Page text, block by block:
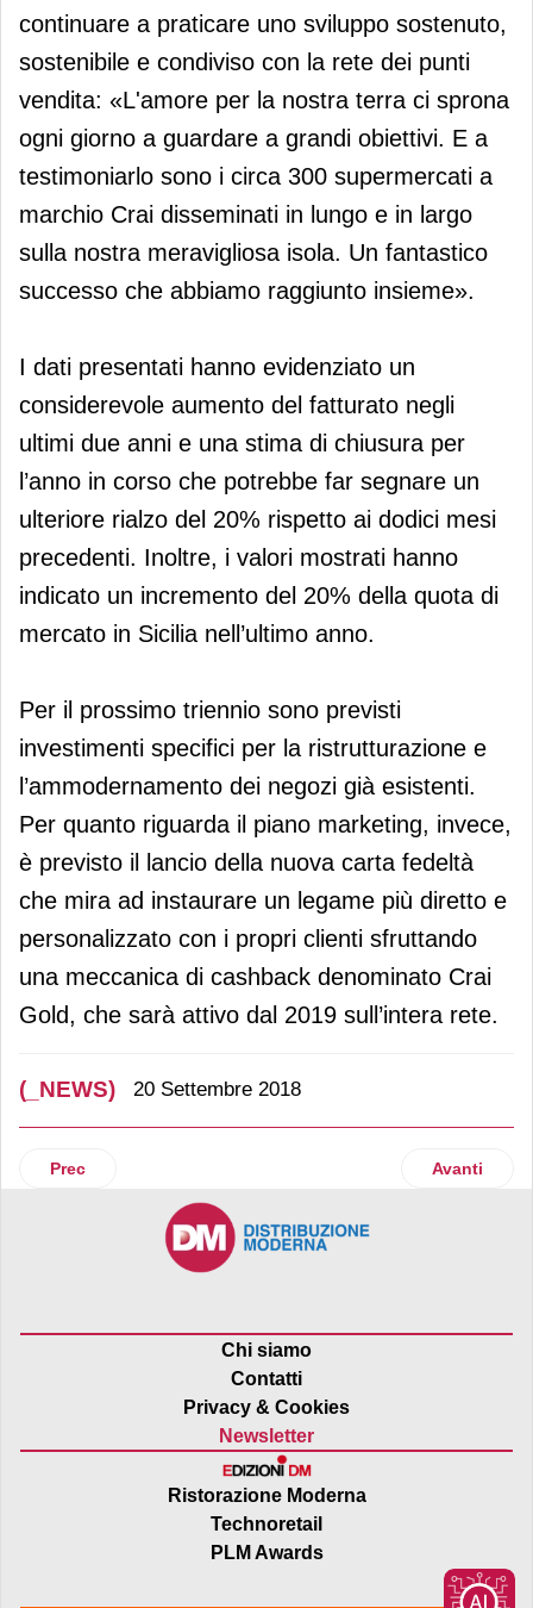
continuare a praticare uno sviluppo sostenuto,
sostenibile e condiviso con la rete dei punti
vendita: «L'amore per la nostra terra ci sprona
ogni giorno a guardare a grandi obiettivi. E a
testimoniarlo sono i circa 300 supermercati a
marchio Crai disseminati in lungo e in largo
sulla nostra meravigliosa isola. Un fantastico
successo che abbiamo raggiunto insieme».
I dati presentati hanno evidenziato un
considerevole aumento del fatturato negli
ultimi due anni e una stima di chiusura per
l’anno in corso che potrebbe far segnare un
ulteriore rialzo del 20% rispetto ai dodici mesi
precedenti. Inoltre, i valori mostrati hanno
indicato un incremento del 20% della quota di
mercato in Sicilia nell’ultimo anno.
Per il prossimo triennio sono previsti
investimenti specifici per la ristrutturazione e
l’ammodernamento dei negozi già esistenti.
Per quanto riguarda il piano marketing, invece,
è previsto il lancio della nuova carta fedeltà
che mira ad instaurare un legame più diretto e
personalizzato con i propri clienti sfruttando
una meccanica di cashback denominato Crai
Gold, che sarà attivo dal 2019 sull’intera rete.
(_NEWS) 20 Settembre 2018
Articolo precedente: Arriva Birra Morena Imperiale
Prec Articolo
Avanti
Chi siamo
Contatti
Privacy & Cookies
Newsletter
Ristorazione Moderna
Technoretail
PLM Awards